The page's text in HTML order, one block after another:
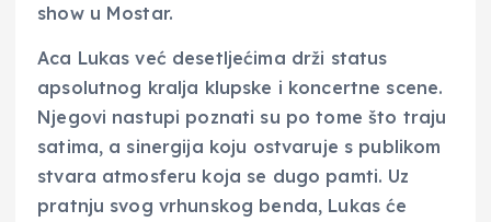
show u Mostar.
Aca Lukas već desetljećima drži status
apsolutnog kralja klupske i koncertne scene.
Njegovi nastupi poznati su po tome što traju
satima, a sinergija koju ostvaruje s publikom
stvara atmosferu koja se dugo pamti. Uz
pratnju svog vrhunskog benda, Lukas će